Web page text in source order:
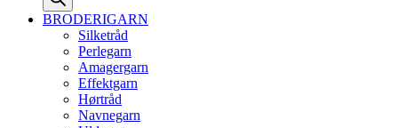
BRODERIGARN
Silketråd
Perlegarn
Amagergarn
Effektgarn
Hørtråd
Navnegarn